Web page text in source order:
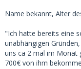
Name bekannt, Alter
"Ich hatte bereits eine
unabhängigen
uns ca 2 mal im Monat
700€ von ihm